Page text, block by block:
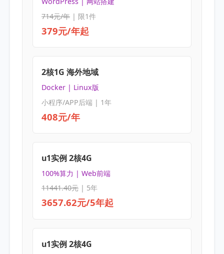
714元/年| 限1件
379元/年起
2核1G 海外地域
Docker | Linux版
小程序/APP后端 | 1年
408元/年
u1实例 2核4G
100%算力 | Web前端
11441.40元| 5年
3657.62元/5年起
u1实例 2核4G